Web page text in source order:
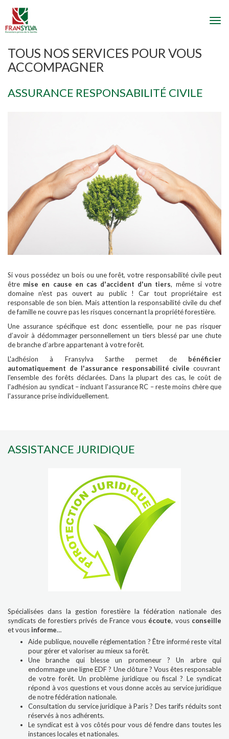
TOUS NOS SERVICES POUR VOUS
ACCOMPAGNER
ASSURANCE RESPONSABILITÉ CIVILE
Si vous possédez un bois ou une forêt, votre responsabilité civile peut
être mise en cause en cas d'accident d'un tiers, même si votre
domaine n'est pas ouvert au public ! Car tout propriétaire est
responsable de son bien. Mais attention la responsabilité civile du chef
de famille ne couvre pas les risques concernant la propriété forestière.
Une assurance spécifique est donc essentielle, pour ne pas risquer
d’avoir à dédommager personnellement un tiers blessé par une chute
de branche d’arbre appartenant à votre forêt.
L'adhésion à Fransylva Sarthe permet de bénéficier
automatiquement de l'assurance responsabilité civile couvrant
l'ensemble des forêts déclarées. Dans la plupart des cas, le coût de
l'adhésion au syndicat – incluant l'assurance RC – reste moins chère que
l'assurance prise individuellement.
ASSISTANCE JURIDIQUE
Spécialisées dans la gestion forestière la fédération nationale des
syndicats de forestiers privés de France vous écoute, vous conseille
et vousinforme…
Aide publique, nouvelle réglementation ? Être informé reste vital
pour gérer et valoriser au mieux sa forêt.
Une branche qui blesse un promeneur ? Un arbre qui
endommage une ligne EDF ? Une clôture ? Vous êtes responsable
de votre forêt. Un problème juridique ou fiscal ? Le syndicat
répond à vos questions et vous donne accès au service juridique
de notre fédération nationale.
Consultation du service juridique à Paris ? Des tarifs réduits sont
réservés à nos adhérents.
Le syndicat est à vos côtés pour vous dé fendre dans toutes les
instances locales et nationales.